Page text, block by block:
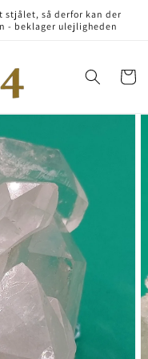
stjålet, så derfor kan der
- beklager ulejligheden
Cart